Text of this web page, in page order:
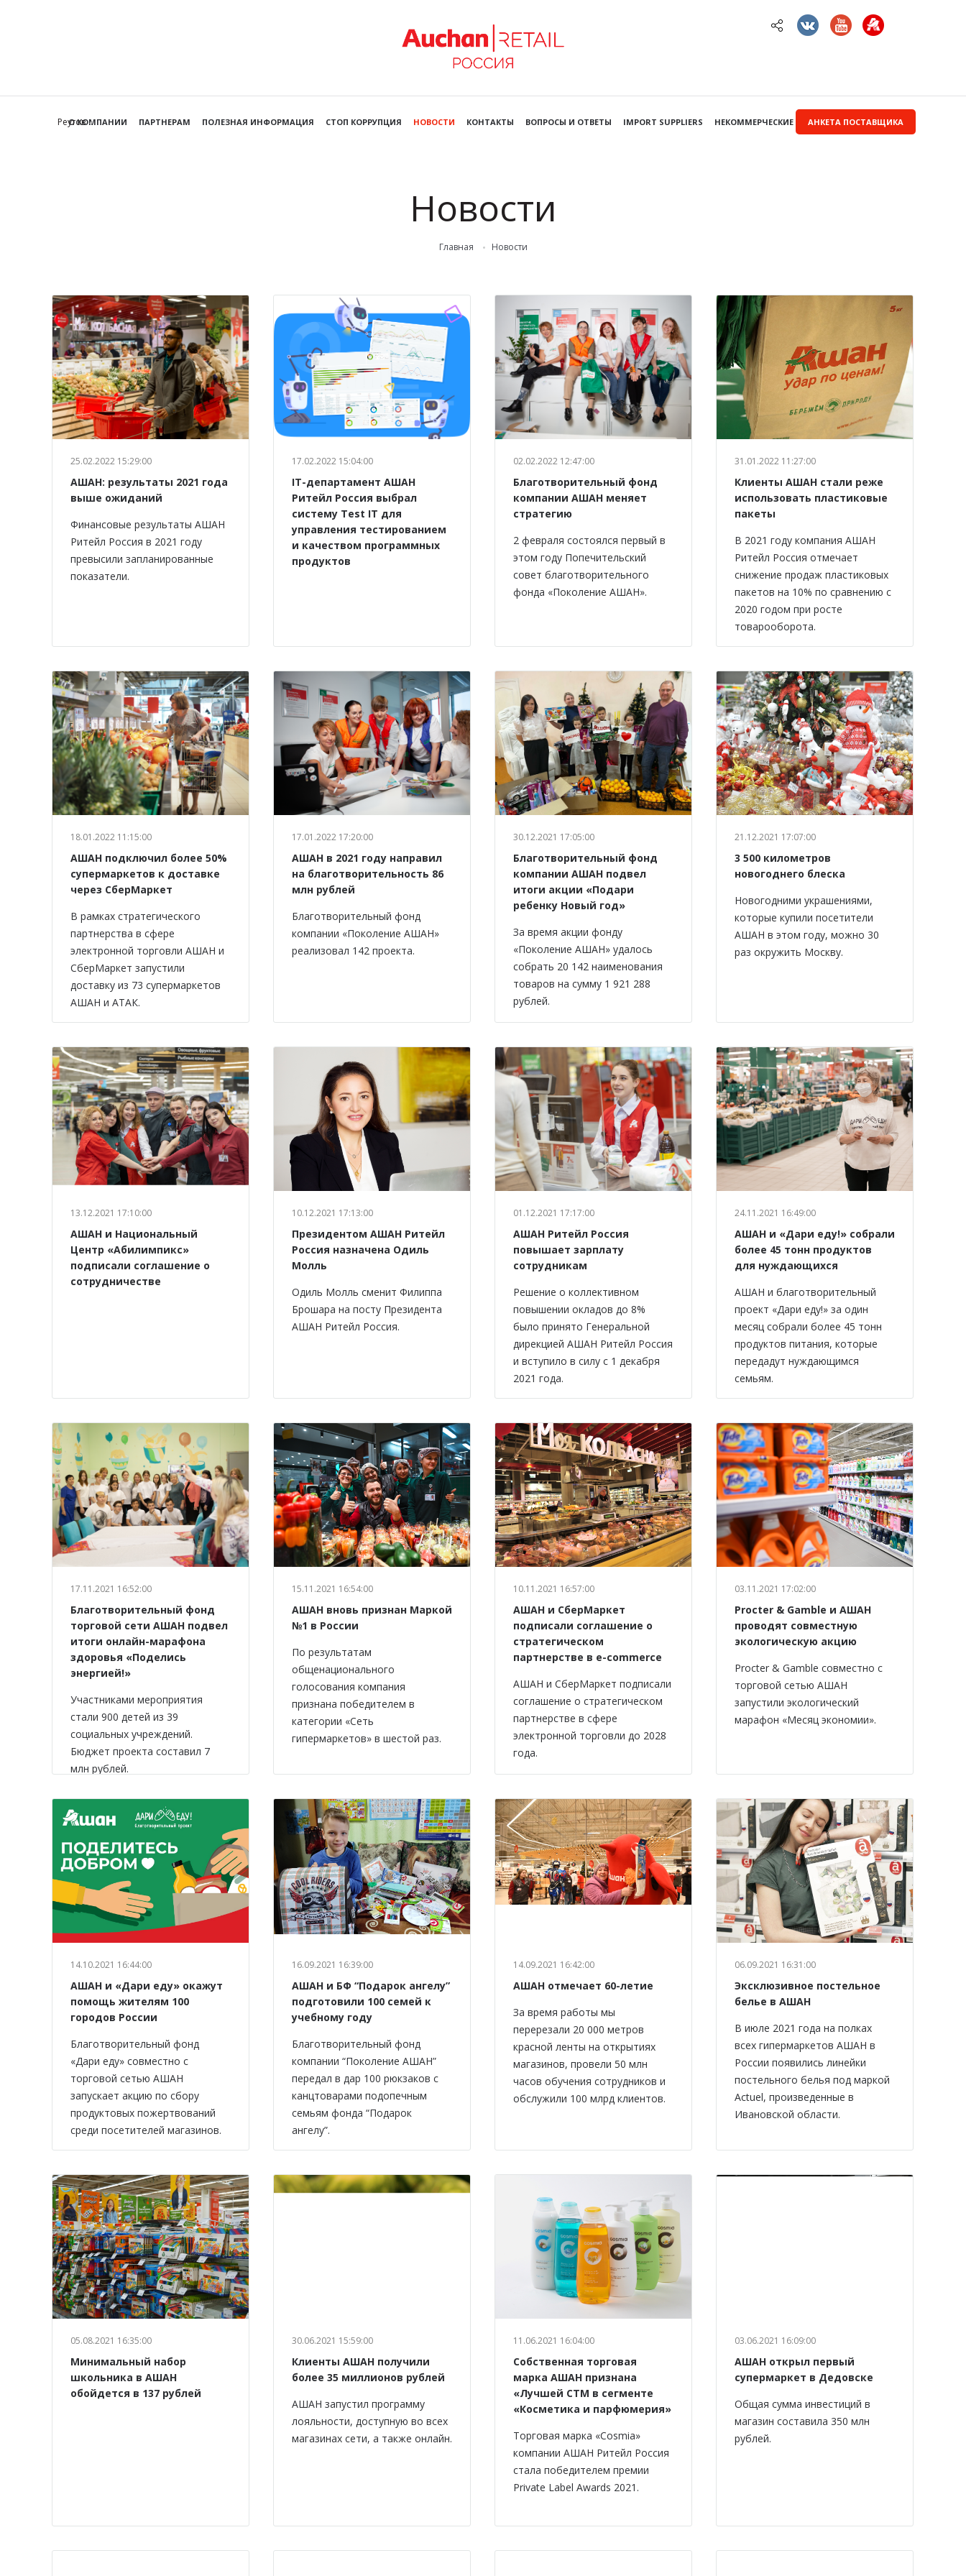
Реутов АНКЕТА ПОСТАВЩИКА
О КОМПАНИИ ПАРТНЕРАМ ПОЛЕЗНАЯ ИНФОРМАЦИЯ СТОП КОРРУПЦИЯ НОВОСТИ КОНТАКТЫ ВОПРОСЫ И ОТВЕТЫ IMPORT SUPPLIERS НЕКОММЕРЧЕСКИЕ ЗАКУПКИ
Новости
Главная Новости
25.02.2022 15:29:00
АШАН: результаты 2021 года
выше ожиданий
Финансовые результаты АШАН
Ритейл Россия в 2021 году
превысили запланированные
показатели.
17.02.2022 15:04:00
IT-департамент АШАН
Ритейл Россия выбрал
систему Test IT для
управления тестированием
и качеством программных
продуктов
02.02.2022 12:47:00
Благотворительный фонд
компании АШАН меняет
стратегию
2 февраля состоялся первый в
этом году Попечительский
совет благотворительного
фонда «Поколение АШАН».
31.01.2022 11:27:00
Клиенты АШАН стали реже
использовать пластиковые
пакеты
В 2021 году компания АШАН
Ритейл Россия отмечает
снижение продаж пластиковых
пакетов на 10% по сравнению с
2020 годом при росте
товарооборота.
18.01.2022 11:15:00
АШАН подключил более 50%
супермаркетов к доставке
через СберМаркет
В рамках стратегического
партнерства в сфере
электронной торговли АШАН и
СберМаркет запустили
доставку из 73 супермаркетов
АШАН и АТАК.
17.01.2022 17:20:00
АШАН в 2021 году направил
на благотворительность 86
млн рублей
Благотворительный фонд
компании «Поколение АШАН»
реализовал 142 проекта.
30.12.2021 17:05:00
Благотворительный фонд
компании АШАН подвел
итоги акции «Подари
ребенку Новый год»
За время акции фонду
«Поколение АШАН» удалось
собрать 20 142 наименования
товаров на сумму 1 921 288
рублей.
21.12.2021 17:07:00
3 500 километров
новогоднего блеска
Новогодними украшениями,
которые купили посетители
АШАН в этом году, можно 30
раз окружить Москву.
13.12.2021 17:10:00
АШАН и Национальный
Центр «Абилимпикс»
подписали соглашение о
сотрудничестве
10.12.2021 17:13:00
Президентом АШАН Ритейл
Россия назначена Одиль
Молль
Одиль Молль сменит Филиппа
Брошара на посту Президента
АШАН Ритейл Россия.
01.12.2021 17:17:00
АШАН Ритейл Россия
повышает зарплату
сотрудникам
Решение о коллективном
повышении окладов до 8%
было принято Генеральной
дирекцией АШАН Ритейл Россия
и вступило в силу с 1 декабря
2021 года.
24.11.2021 16:49:00
АШАН и «Дари еду!» собрали
более 45 тонн продуктов
для нуждающихся
АШАН и благотворительный
проект «Дари еду!» за один
месяц собрали более 45 тонн
продуктов питания, которые
передадут нуждающимся
семьям.
17.11.2021 16:52:00
Благотворительный фонд
торговой сети АШАН подвел
итоги онлайн-марафона
здоровья «Поделись
энергией!»
Участниками мероприятия
стали 900 детей из 39
социальных учреждений.
Бюджет проекта составил 7
млн рублей.
15.11.2021 16:54:00
АШАН вновь признан Маркой
№1 в России
По результатам
общенационального
голосования компания
признана победителем в
категории «Сеть
гипермаркетов» в шестой раз.
10.11.2021 16:57:00
АШАН и СберМаркет
подписали соглашение о
стратегическом
партнерстве в e-commerce
АШАН и СберМаркет подписали
соглашение о стратегическом
партнерстве в сфере
электронной торговли до 2028
года.
03.11.2021 17:02:00
Procter & Gamble и АШАН
проводят совместную
экологическую акцию
Procter & Gamble совместно с
торговой сетью АШАН
запустили экологический
марафон «Месяц экономии».
14.10.2021 16:44:00
АШАН и «Дари еду» окажут
помощь жителям 100
городов России
Благотворительный фонд
«Дари еду» совместно с
торговой сетью АШАН
запускает акцию по сбору
продуктовых пожертвований
среди посетителей магазинов.
16.09.2021 16:39:00
АШАН и БФ “Подарок ангелу”
подготовили 100 семей к
учебному году
Благотворительный фонд
компании “Поколение АШАН”
передал в дар 100 рюкзаков с
канцтоварами подопечным
семьям фонда “Подарок
ангелу”.
14.09.2021 16:42:00
АШАН отмечает 60-летие
За время работы мы
перерезали 20 000 метров
красной ленты на открытиях
магазинов, провели 50 млн
часов обучения сотрудников и
обслужили 100 млрд клиентов.
06.09.2021 16:31:00
Эксклюзивное постельное
белье в АШАН
В июле 2021 года на полках
всех гипермаркетов АШАН в
России появились линейки
постельного белья под маркой
Actuel, произведенные в
Ивановской области.
05.08.2021 16:35:00
Минимальный набор
школьника в АШАН
обойдется в 137 рублей
30.06.2021 15:59:00
Клиенты АШАН получили
более 35 миллионов рублей
АШАН запустил программу
лояльности, доступную во всех
магазинах сети, а также онлайн.
11.06.2021 16:04:00
Собственная торговая
марка АШАН признана
«Лучшей СТМ в сегменте
«Косметика и парфюмерия»
Торговая марка «Cosmia»
компании АШАН Ритейл Россия
стала победителем премии
Private Label Awards 2021.
03.06.2021 16:09:00
АШАН открыл первый
супермаркет в Дедовске
Общая сумма инвестиций в
магазин составила 350 млн
рублей.